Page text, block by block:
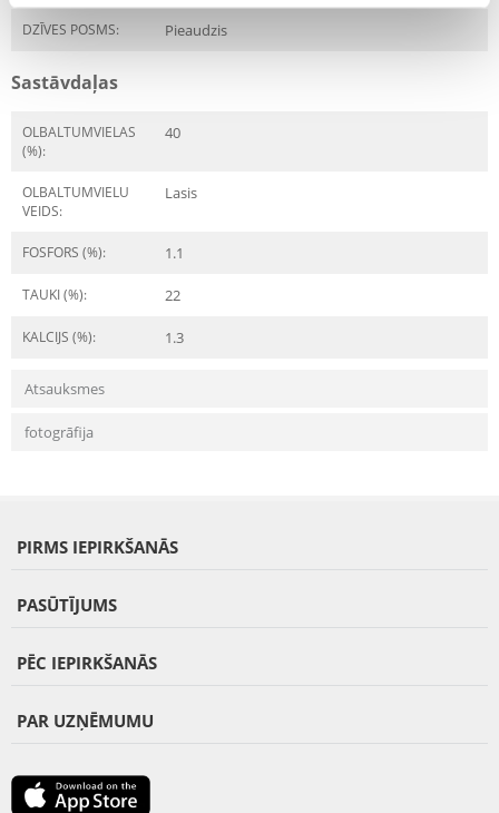
DZĪVES POSMS: Pieaudzis
Sastāvdaļas
OLBALTUMVIELAS
(%):
40
OLBALTUMVIELU
VEIDS:
Lasis
FOSFORS (%): 1.1
TAUKI (%): 22
KALCIJS (%): 1.3
Atsauksmes
fotogrāfija
PIRMS IEPIRKŠANĀS
PASŪTĪJUMS
PĒC IEPIRKŠANĀS
PAR UZŅĒMUMU